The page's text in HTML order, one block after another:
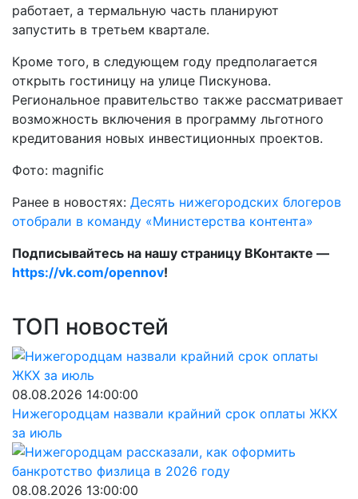
работает, а термальную часть планируют
запустить в третьем квартале.
Кроме того, в следующем году предполагается
открыть гостиницу на улице Пискунова.
Региональное правительство также рассматривает
возможность включения в программу льготного
кредитования новых инвестиционных проектов.
Фото: magnific
Ранее в новостях: Десять нижегородских блогеров
отобрали в команду «Министерства контента»
Подписывайтесь на нашу страницу ВКонтакте —
https://vk.com/opennov!
ТОП новостей
08.08.2026 14:00:00
Нижегородцам назвали крайний срок оплаты ЖКХ
за июль
08.08.2026 13:00:00